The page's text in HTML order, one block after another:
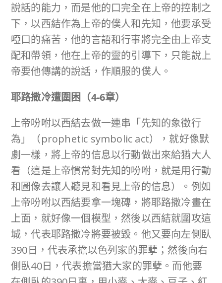
說話的能力，而是他的口完全在上帝的控制之
下，以西結作為上帝的僕人和先知，他要承受
啞口的痛苦，他的言語和行事將完全由上帝支
配和帶領，他在上帝的靈的引導下，只能說上
帝要他傳講的說話，作順服的僕人。
耶路撒冷遭圍困（4-6章）
上帝吩咐以西結去做一連串「先知的象徵行
為」（prophetic symbolic act），就好像默
劇一樣，將上帝的信息以行動做出來給猶大人
看（這是上帝慣常對先知的吩咐，就是用行動
和圖像去讓人聽見和看見上帝的信息）。例如
上帝吩咐以西結要拿一塊磚，將耶路撒冷畫在
上面，就好像一個模型，然後以西結就圍攻這
城，代表耶路撒冷將要被毀。他又要向左側臥
390日，代表承擔以色列家的罪孽；然後向右
側臥40日，代表擔當猶大家的罪孽。而他要